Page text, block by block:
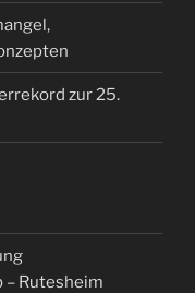
zur 25.
Rutesheim